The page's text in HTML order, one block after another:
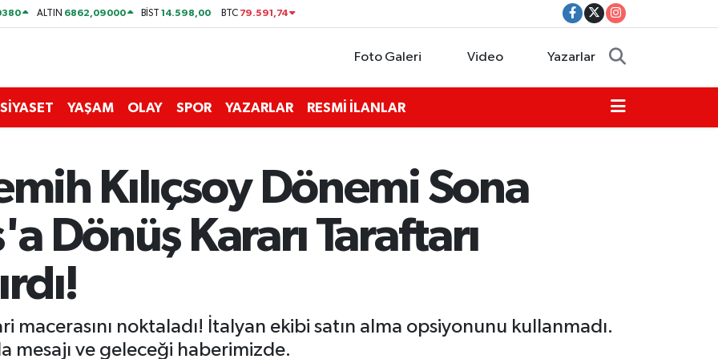
ALTIN 6862,09000 BİST14.598,00 BTC 79.591,74
Foto Galeri Video Yazarlar
SİYASET YAŞAM OLAY SPOR YAZARLAR RESMİ İLANLAR
Kılıçsoy Dönemi Sona
Dönüş Kararı Taraftarı
macerasını noktaladı! İtalyan ekibi satın alma opsiyonunu kullanmadı.
mesajı ve geleceği haberimizde.